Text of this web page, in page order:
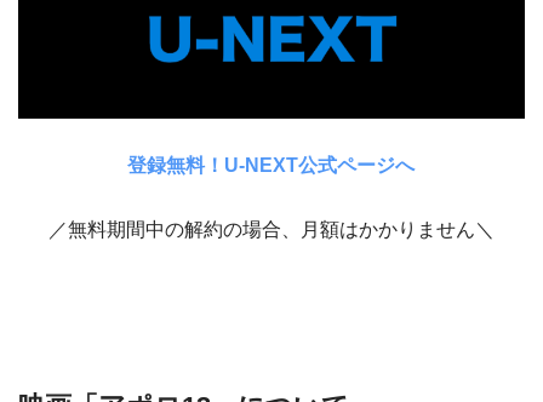
登録無料！U-NEXT公式ページへ
／無料期間中の解約の場合、月額はかかりません＼